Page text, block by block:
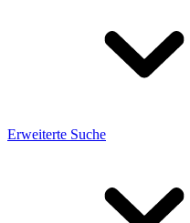
Erweiterte Suche